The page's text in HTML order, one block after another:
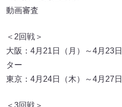
動画審査
＜2回戦＞
大阪：4月21日（月）～4月23
ター
東京：4月24日（木）～4月27
＜3回戦＞